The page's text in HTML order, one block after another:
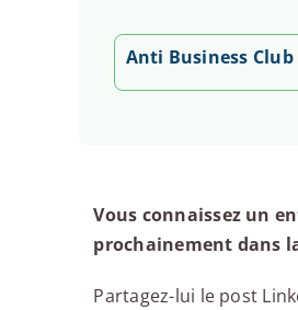
Anti Business Club
Vous connaissez un
prochainement dans
Partagez-lui le post